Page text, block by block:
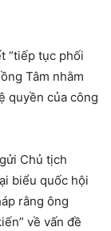
“tiếp tục phối
Tâm nhằm
quyền của công
Chủ tịch
biểu quốc hội
rằng ông
về vấn đề